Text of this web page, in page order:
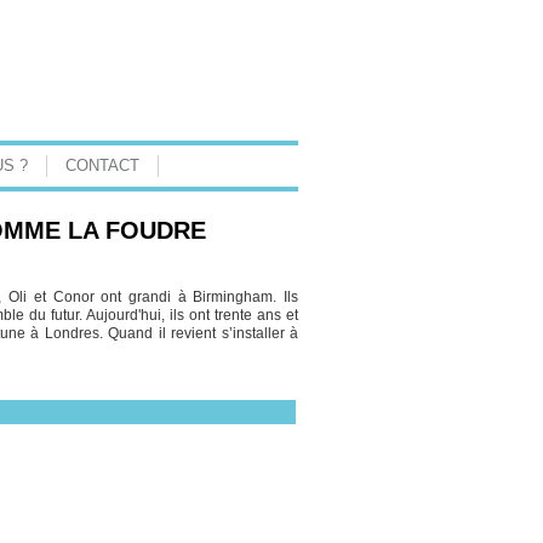
? CONTACT
LA FOUDRE
Oli et Conor ont grandi à Birmingham. Ils
du futur. Aujourd'hui, ils ont trente ans et
à Londres. Quand il revient s’installer à